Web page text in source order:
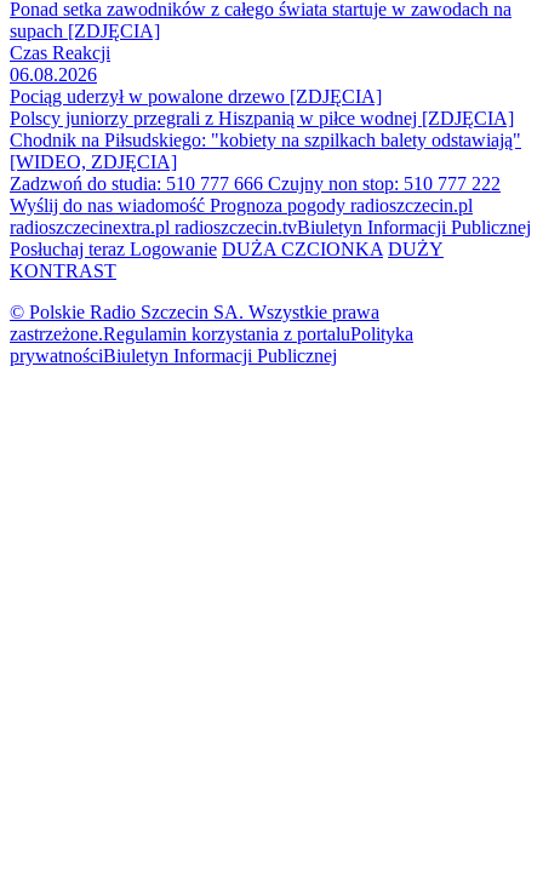
Ponad setka zawodników z całego świata startuje w zawodach na
supach [ZDJĘCIA]
Czas Reakcji
06.08.2026
Pociąg uderzył w powalone drzewo [ZDJĘCIA]
Polscy juniorzy przegrali z Hiszpanią w piłce wodnej [ZDJĘCIA]
Chodnik na Piłsudskiego: "kobiety na szpilkach balety odstawiają"
[WIDEO, ZDJĘCIA]
Zadzwoń do studia: 510 777 666 Czujny non stop: 510 777 222
Wyślij do nas wiadomość Prognoza pogody radioszczecin.pl
radioszczecinextra.pl radioszczecin.tvBiuletyn Informacji Publicznej
Posłuchaj teraz Logowanie DUŻA CZCIONKA DUŻY
KONTRAST
© Polskie Radio Szczecin SA. Wszystkie prawa
zastrzeżone.Regulamin korzystania z portaluPolityka
prywatnościBiuletyn Informacji Publicznej